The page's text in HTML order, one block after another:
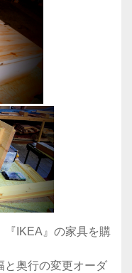
『IKEA』の家具を購
と奥行の変更オーダ